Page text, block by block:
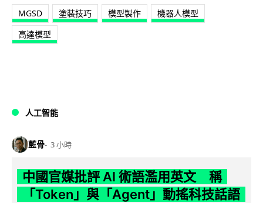
MGSD 塗裝技巧 模型製作
機器人模型
高達模型
人工智能
藍骨 3 小時
中國官媒批評 AI 術語濫用英文 稱
「Token」與「Agent」動搖科技話語